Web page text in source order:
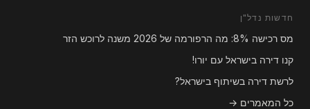
חדשות נדל"ן
מס רכישה 8%: מה הרפורמה של 2026 משנה לרוכש הזר
קנו דירה בישראל עם יורו!
לרשת דירה בשיתוף בישראל?
כל המאמרים →